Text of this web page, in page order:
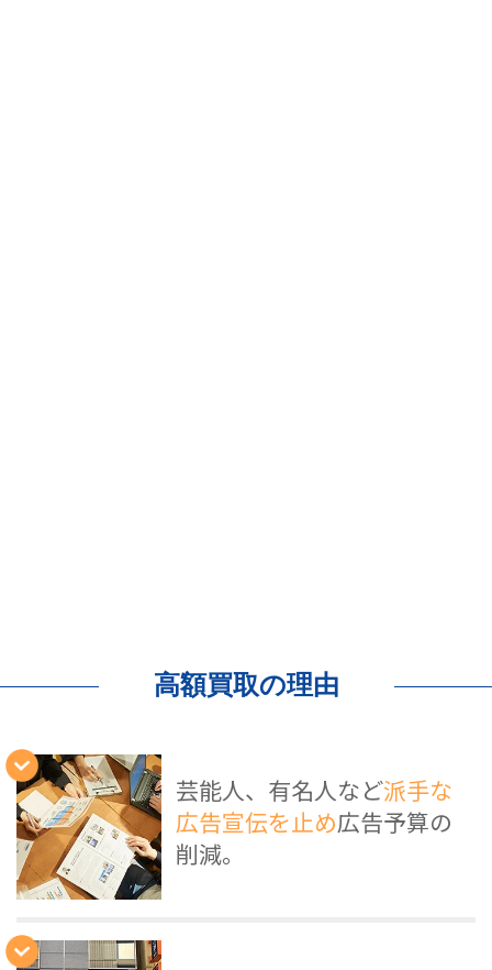
高額買取の理由
芸能人、有名人など派手な
広告宣伝を止め広告予算の
削減。